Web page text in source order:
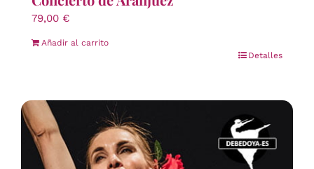
79,00 €
Añadir al carrito
Detalles